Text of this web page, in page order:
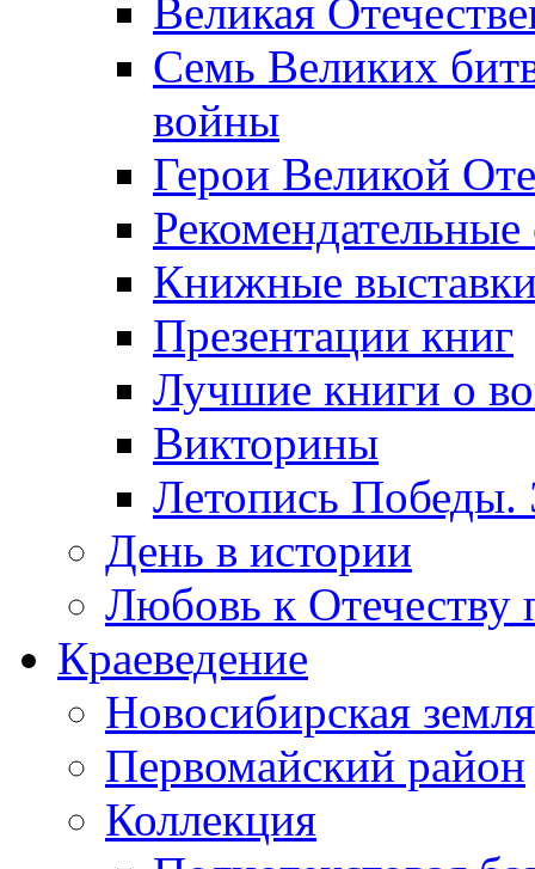
Великая
Семь Великих
войны
Герои Великой
Рекомендательные
Книжные
Презентации книг
Лучшие книги о
Викторины
Летопись Победы.
День в истории
Любовь к Отечеству
Краеведение
Новосибирская земля
Первомайский район
Коллекция